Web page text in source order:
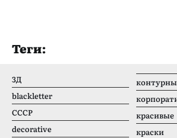
Теги:
3Д
blackletter
CCCР
decorative
красивые
краски